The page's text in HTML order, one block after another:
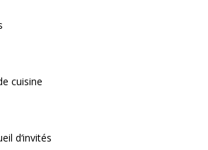
cuisine
d‘invités